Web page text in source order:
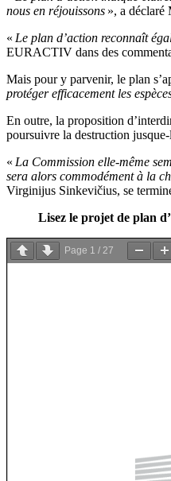
nous en réjouissons », a déclaré
« Le plan d’action reconnaît
EURACTIV dans des
Mais pour y parvenir, le plan
protéger efficacement les
En outre, la proposition
poursuivre la destruction
« La Commission elle-même
sera alors commodément à la
Virginijus Sinkevičius, se
Lisez le projet de plan
Page 1 / 27